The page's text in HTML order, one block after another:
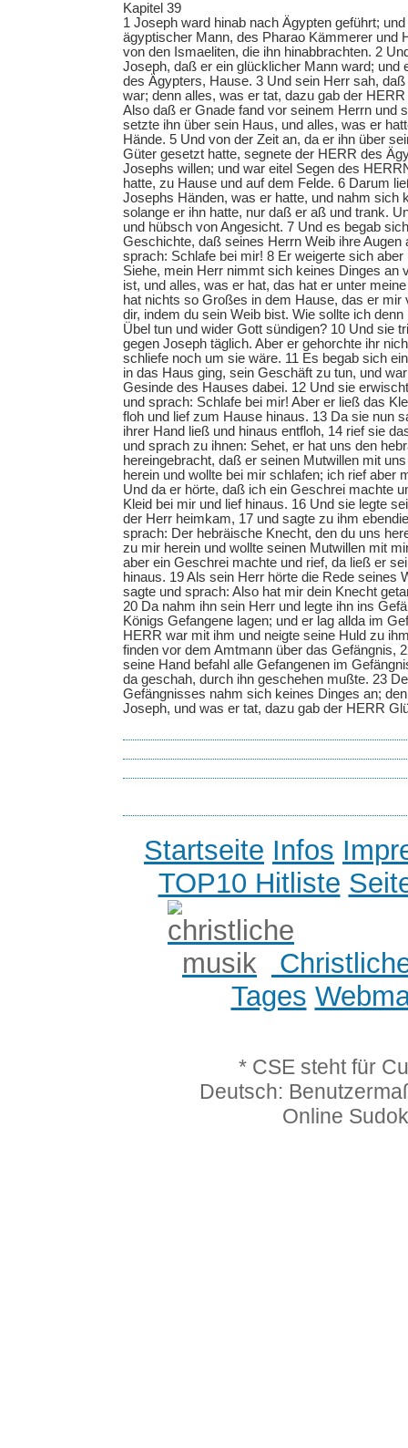
Kapitel 39
1 Joseph ward hinab nach Ägypten geführt; und
ägyptischer Mann, des Pharao Kämmerer und
von den Ismaeliten, die ihn hinabbrachten. 2
Joseph, daß er ein glücklicher Mann ward; und
des Ägypters, Hause. 3 Und sein Herr sah,
war; denn alles, was er tat, dazu gab der
Also daß er Gnade fand vor seinem Herrn und
setzte ihn über sein Haus, und alles, was er
Hände. 5 Und von der Zeit an, da er ihn über
Güter gesetzt hatte, segnete der HERR des
Josephs willen; und war eitel Segen des
hatte, zu Hause und auf dem Felde. 6 Darum
Josephs Händen, was er hatte, und nahm sich
solange er ihn hatte, nur daß er aß und trank.
und hübsch von Angesicht. 7 Und es begab
Geschichte, daß seines Herrn Weib ihre Augen
sprach: Schlafe bei mir! 8 Er weigerte sich
Siehe, mein Herr nimmt sich keines Dinges an
ist, und alles, was er hat, das hat er unter
hat nichts so Großes in dem Hause, das er mir
dir, indem du sein Weib bist. Wie sollte ich
Übel tun und wider Gott sündigen? 10 Und sie
gegen Joseph täglich. Aber er gehorchte ihr
schliefe noch um sie wäre. 11 Es begab sich
in das Haus ging, sein Geschäft zu tun, und
Gesinde des Hauses dabei. 12 Und sie
und sprach: Schlafe bei mir! Aber er ließ das
floh und lief zum Hause hinaus. 13 Da sie nun
ihrer Hand ließ und hinaus entfloh, 14 rief sie
und sprach zu ihnen: Sehet, er hat uns den
hereingebracht, daß er seinen Mutwillen mit
herein und wollte bei mir schlafen; ich rief aber
Und da er hörte, daß ich ein Geschrei machte
Kleid bei mir und lief hinaus. 16 Und sie legte
der Herr heimkam, 17 und sagte zu ihm
sprach: Der hebräische Knecht, den du uns
zu mir herein und wollte seinen Mutwillen mit
aber ein Geschrei machte und rief, da ließ er
hinaus. 19 Als sein Herr hörte die Rede seines
sagte und sprach: Also hat mir dein Knecht
20 Da nahm ihn sein Herr und legte ihn ins
Königs Gefangene lagen; und er lag allda im
HERR war mit ihm und neigte seine Huld zu
finden vor dem Amtmann über das Gefängnis,
seine Hand befahl alle Gefangenen im
da geschah, durch ihn geschehen mußte. 23
Gefängnisses nahm sich keines Dinges an;
Joseph, und was er tat, dazu gab der HERR
Startseite Infos
TOP10 Hitliste
Tages
* CSE steht für
Deutsch:
Online